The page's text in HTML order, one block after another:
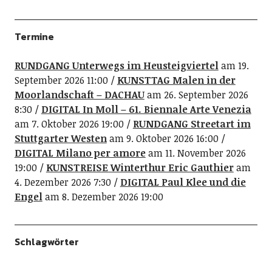
Termine
RUNDGANG Unterwegs im Heusteigviertelam 19.
September 2026 11:00
KUNSTTAG Malen in der
Moorlandschaft – DACHAUam 26. September 2026
8:30
DIGITAL In Moll – 61. Biennale Arte Venezia
am 7. Oktober 2026 19:00
RUNDGANG Streetart im
Stuttgarter Westenam 9. Oktober 2026 16:00
DIGITAL Milano per amoream 11. November 2026
19:00
KUNSTREISE Winterthur Eric Gauthieram
4. Dezember 2026 7:30
DIGITAL Paul Klee und die
Engelam 8. Dezember 2026 19:00
Schlagwörter